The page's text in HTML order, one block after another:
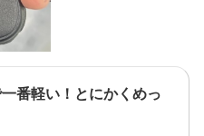
番軽い！とにかくめっ